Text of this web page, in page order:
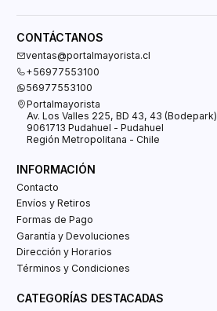
CONTÁCTANOS
ventas@portalmayorista.cl
+56977553100
56977553100
Portalmayorista
Av. Los Valles 225, BD 43, 43 (Bodepark)
9061713 Pudahuel - Pudahuel
Región Metropolitana - Chile
INFORMACIÓN
Contacto
Envíos y Retiros
Formas de Pago
Garantía y Devoluciones
Dirección y Horarios
Términos y Condiciones
CATEGORÍAS DESTACADAS